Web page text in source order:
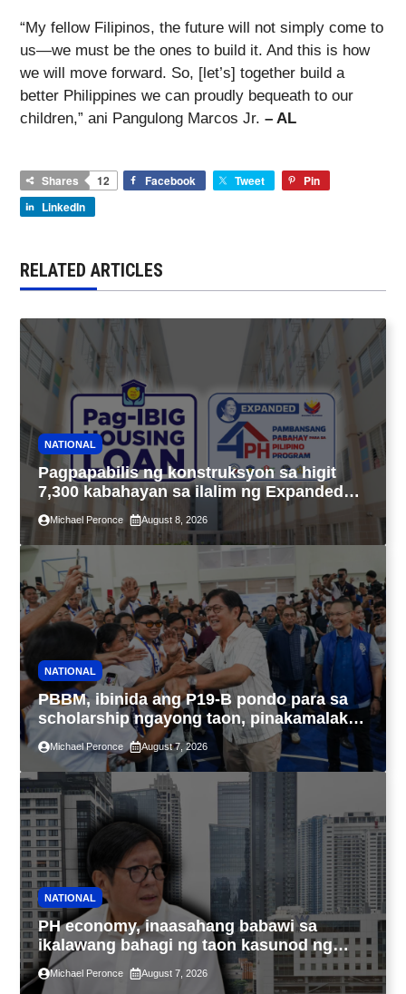
“My fellow Filipinos, the future will not simply come to
us—we must be the ones to build it. And this is how
we will move forward. So, [let’s] together build a
better Philippines we can proudly bequeath to our
children,” ani Pangulong Marcos Jr. – AL
Shares 12 Facebook Tweet
Pin
LinkedIn
RELATED ARTICLES
NATIONAL
Pagpapabilis ng konstruksyon sa higit
7,300 kabahayan sa ilalim ng Expanded
4PH, posible na sa pagtutulungan ng Pag-
IBIG at P.A. Alvarez
Michael Peronce August 8, 2026
NATIONAL
PBBM, ibinida ang P19-B pondo para sa
scholarship ngayong taon, pinakamalaki
sa kasaysayan ng TESDA
Michael Peronce August 7, 2026
NATIONAL
PH economy, inaasahang babawi sa
ikalawang bahagi ng taon kasunod ng
2.3% GDP dulot ng Middle East war,
pagkaantala ng public construction
Michael Peronce August 7, 2026